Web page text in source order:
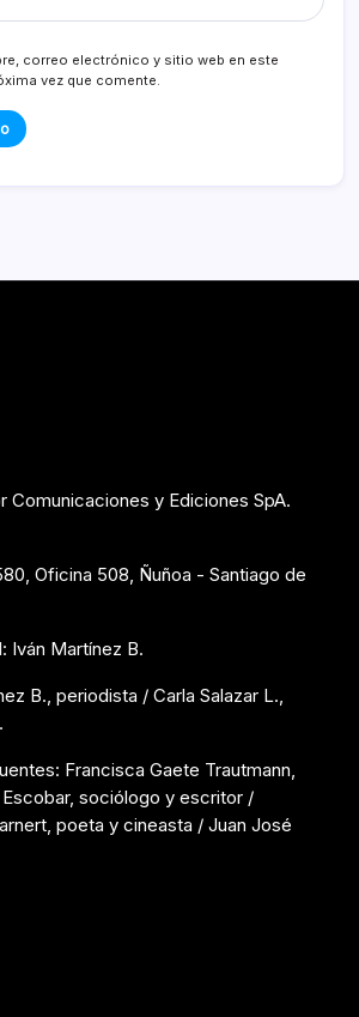
correo electrónico y sitio web en este
vez que comente.
Comunicaciones y Ediciones SpA.
Oficina 508, Ñuñoa - Santiago de
Iván Martínez B.
B., periodista / Carla Salazar L.,
Francisca Gaete Trautmann,
sociólogo y escritor /
poeta y cineasta / Juan José